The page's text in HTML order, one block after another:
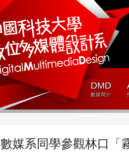
DMD
數媒簡介
數媒系同學參觀林口「